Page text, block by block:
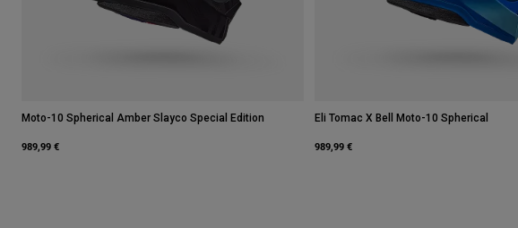
Moto-10 Spherical Amber Slayco Special Edition
989,99 €
Eli Tomac X Bell Moto-10 Spherical
989,99 €